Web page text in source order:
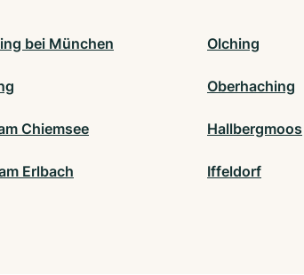
bei München Olching
Oberhaching
Chiemsee Hallbergmoos
Erlbach Iffeldorf